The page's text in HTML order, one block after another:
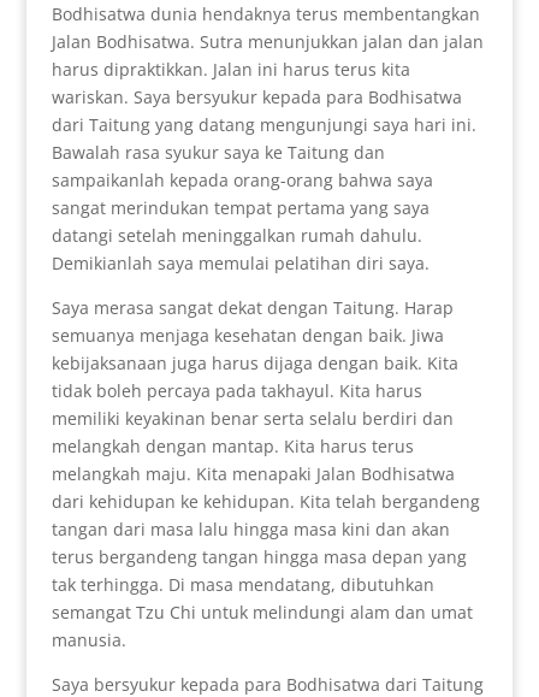
Bodhisatwa dunia hendaknya terus membentangkan
Jalan Bodhisatwa. Sutra menunjukkan jalan dan jalan
harus dipraktikkan. Jalan ini harus terus kita
wariskan. Saya bersyukur kepada para Bodhisatwa
dari Taitung yang datang mengunjungi saya hari ini.
Bawalah rasa syukur saya ke Taitung dan
sampaikanlah kepada orang-orang bahwa saya
sangat merindukan tempat pertama yang saya
datangi setelah meninggalkan rumah dahulu.
Demikianlah saya memulai pelatihan diri saya.
Saya merasa sangat dekat dengan Taitung. Harap
semuanya menjaga kesehatan dengan baik. Jiwa
kebijaksanaan juga harus dijaga dengan baik. Kita
tidak boleh percaya pada takhayul. Kita harus
memiliki keyakinan benar serta selalu berdiri dan
melangkah dengan mantap. Kita harus terus
melangkah maju. Kita menapaki Jalan Bodhisatwa
dari kehidupan ke kehidupan. Kita telah bergandeng
tangan dari masa lalu hingga masa kini dan akan
terus bergandeng tangan hingga masa depan yang
tak terhingga. Di masa mendatang, dibutuhkan
semangat Tzu Chi untuk melindungi alam dan umat
manusia.
Saya bersyukur kepada para Bodhisatwa dari Taitung